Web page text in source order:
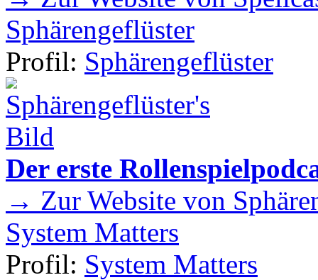
Sphärengeflüster
Profil: Sphärengeflüster
Der erste
→ Zur Website von
System Matters
Profil: System Matters